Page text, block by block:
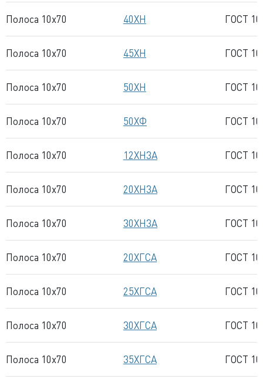
Полоса 10x70 40ХН ГОСТ
Полоса 10x70 45ХН ГОСТ
Полоса 10x70 50ХН ГОСТ
Полоса 10x70 50ХФ ГОСТ
Полоса 10x70 12ХН3А ГОСТ
Полоса 10x70 20ХН3А ГОСТ
Полоса 10x70 30ХН3А ГОСТ
Полоса 10x70 20ХГСА ГОСТ
Полоса 10x70 25ХГСА ГОСТ
Полоса 10x70 30ХГСА ГОСТ
Полоса 10x70 35ХГСА ГОСТ